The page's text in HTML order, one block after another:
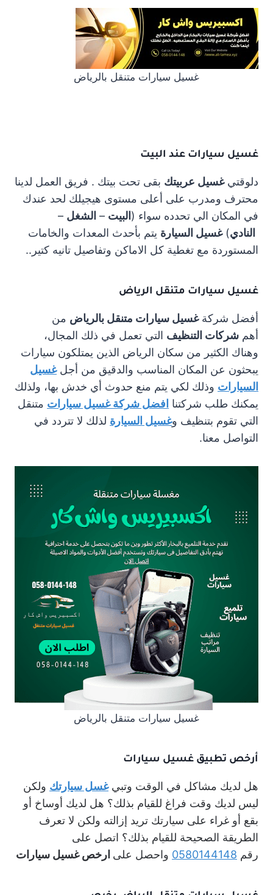
غسيل سيارات متنقل بالرياض
غسيل سيارات عند البيت
دلوقتيغسيل عربيتك بقى تحت بيتك . فريق العمل لدينا
محترف ومدرب على أعلى مستوى هيجيلك لحد عندك
في المكان الي تحدده سواء ( البيت – الشغل –
النادي)غسيل السيارة يتم بأحدث المعدات والخامات
المستوردة مع تغطية كل الاماكن وتفاصيل تانيه كتير..
غسيل سيارات متنقل الرياض
أفضل شركةغسيل سيارات متنقل بالرياض من
أهم شركات التنظيف التي تعمل في ذلك المجال،
وهناك الكثير من سكان الرياض الذين يمتلكون سيارات
يبحثون عن المكان المناسب والدقيق من أجلغسيل
السيارات وذلك لكي يتم منع حدوث أي خدش بها، ولذلك
يمكنك طلب شركتنا افضل شركة غسيل سيارات متنقل
التي تقوم بتنظيف وغسيل السيارة لذلك لا تتردد في
التواصل معنا.
غسيل سيارات متنقل بالرياض
أرخص تطبيق غسيل سيارات
هل لديك مشاكل في الوقت وتبيغسل سيارتك ولكن
ليس لديك وقت فراغ للقيام بذلك؟ هل لديك أوساخ أو
بقع أو غراء على سيارتك تريد إزالته ولكن لا تعرف
الطريقة الصحيحة للقيام بذلك؟ اتصل على
رقم 0580144148 واحصل على ارخص غسيل سيارات